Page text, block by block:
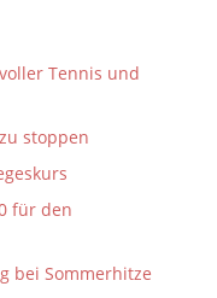
Tennis und
stoppen
für den
bei Sommerhitze